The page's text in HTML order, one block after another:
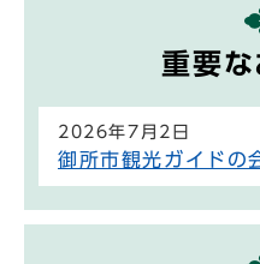
重要
2026年7月2日
御所市観光ガイドの